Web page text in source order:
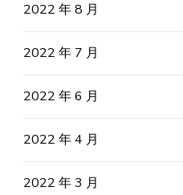
2022 年 8 月
2022 年 7 月
2022 年 6 月
2022 年 4 月
2022 年 3 月